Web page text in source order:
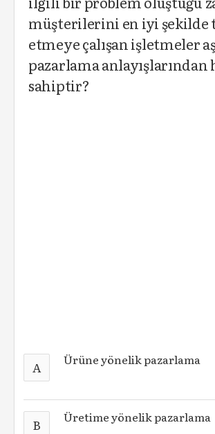
müşterilerini en iyi şekilde
etmeye çalışan işletmeler
pazarlama anlayışlarından
sahiptir?
A Ürüne yönelik pazarlama
B Üretime yönelik pazarlama